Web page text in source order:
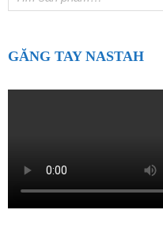
kiếm:
GĂNG TAY NASTAH